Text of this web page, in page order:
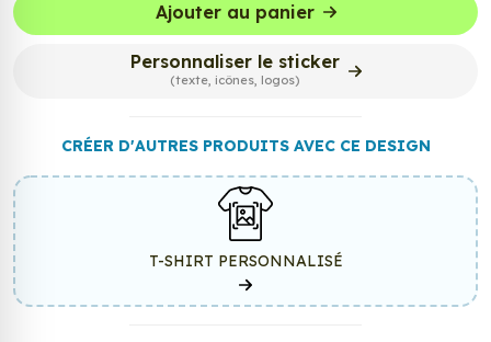
Ajouter au panier
Personnaliser le sticker
(texte, icônes, logos)
CRÉER D'AUTRES PRODUITS AVEC CE DESIGN
T-SHIRT PERSONNALISÉ